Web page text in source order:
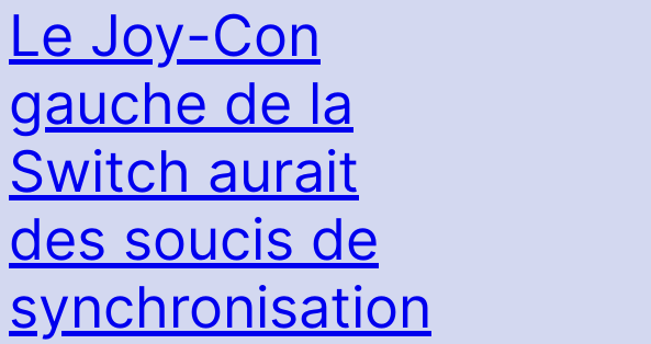
Le Joy-Con
gauche de la
Switch aurait
des soucis de
synchronisation